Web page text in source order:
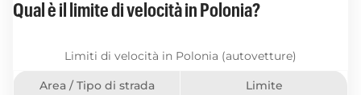
Qual è il limite di velocità in Polonia?
Limiti di velocità in Polonia (autovetture)
Area / Tipo di strada Limite